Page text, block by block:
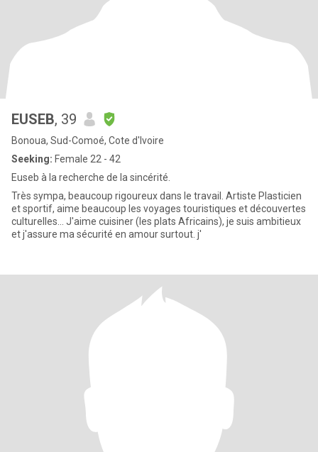
EUSEB, 39
Bonoua, Sud-Comoé, Cote d'Ivoire
Seeking: Female 22 - 42
Euseb à la recherche de la sincérité.
Très sympa, beaucoup rigoureux dans le travail. Artiste Plasticien
et sportif, aime beaucoup les voyages touristiques et découvertes
culturelles… J'aime cuisiner (les plats Africains), je suis ambitieux
et j'assure ma sécurité en amour surtout. j'